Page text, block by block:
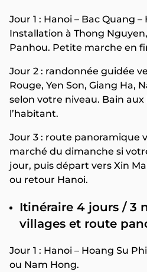
Jour 1 : Hanoi – Bac Quang –
Installation à Thong
Panhou. Petite marche en
Jour 2 : randonnée guidée
Rouge, Yen Son, Giang Ha,
selon votre niveau. Bain
l’habitant.
Jour 3 : route panoramique
marché du dimanche si
jour, puis départ vers Xin
ou retour Hanoi.
Itinéraire 4 jours / 3
villages et route
Jour 1 : Hanoi – Hoang Su
ou Nam Hong.